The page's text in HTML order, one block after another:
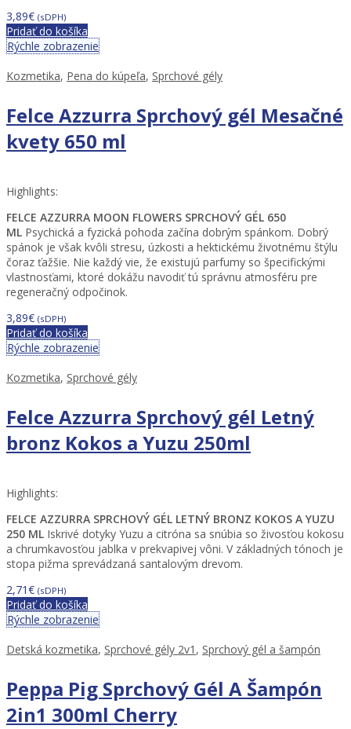
3,89€ (sDPH)
Pridať do košíka
Rýchle zobrazenie
Kozmetika, Pena do kúpeľa, Sprchové gély
Felce Azzurra Sprchový gél Mesačné
kvety 650 ml
Highlights:
FELCE AZZURRA MOON FLOWERS SPRCHOVÝ GÉL 650
ML Psychická a fyzická pohoda začína dobrým spánkom. Dobrý
spánok je však kvôli stresu, úzkosti a hektickému životnému štýlu
čoraz ťažšie. Nie každý vie, že existujú parfumy so špecifickými
vlastnosťami, ktoré dokážu navodiť tú správnu atmosféru pre
regeneračný odpočinok.
3,89€ (sDPH)
Pridať do košíka
Rýchle zobrazenie
Kozmetika, Sprchové gély
Felce Azzurra Sprchový gél Letný
bronz Kokos a Yuzu 250ml
Highlights:
FELCE AZZURRA SPRCHOVÝ GÉL LETNÝ BRONZ KOKOS A YUZU
250 ML Iskrivé dotyky Yuzu a citróna sa snúbia so živosťou kokosu
a chrumkavosťou jablka v prekvapivej vôni. V základných tónoch je
stopa pižma sprevádzaná santalovým drevom.
2,71€ (sDPH)
Pridať do košíka
Rýchle zobrazenie
Detská kozmetika, Sprchové gély 2v1 , Sprchový gél a šampón
Peppa Pig Sprchový Gél A Šampón
2in1 300ml Cherry